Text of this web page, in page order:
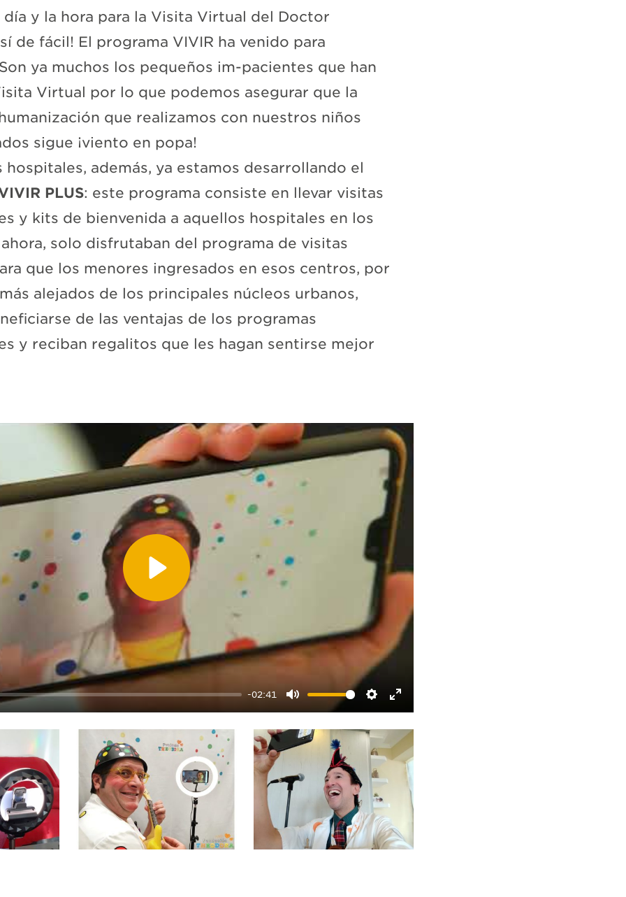
día y la hora para la Visita Virtual del Doctor
de fácil! El programa VIVIR ha venido para
ya muchos los pequeños im-pacientes que han
Virtual por lo que podemos asegurar que la
que realizamos con nuestros niños
sigue ¡viento en popa!
hospitales, además, ya estamos desarrollando el
PLUS: este programa consiste en llevar visitas
y kits de bienvenida a aquellos hospitales en los
solo disfrutaban del programa de visitas
que los menores ingresados en esos centros, por
alejados de los principales núcleos urbanos,
de las ventajas de los programas
y reciban regalitos que les hagan sentirse mejor
-02:41
Mute Settings
Enter
fullscreen
Play